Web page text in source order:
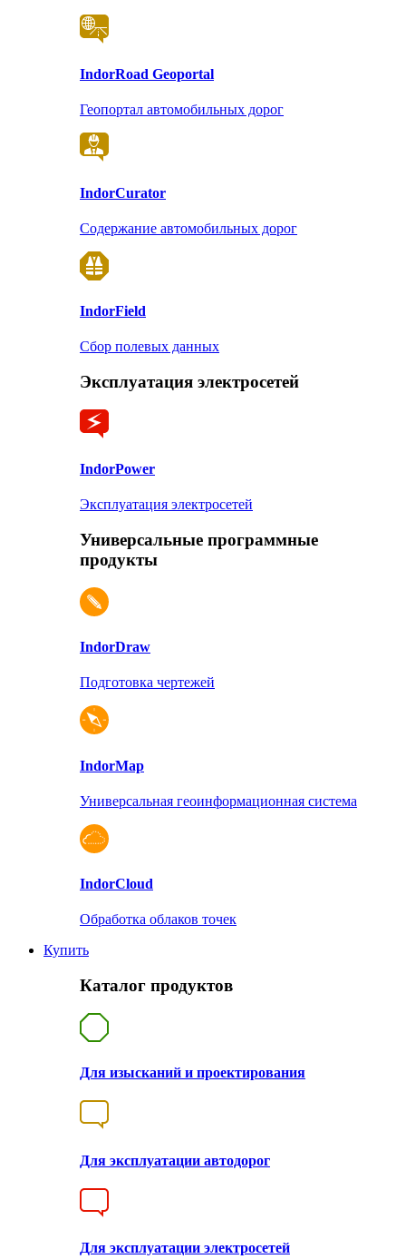
IndorRoad Geoportal
Геопортал автомобильных дорог
IndorCurator
Содержание автомобильных дорог
IndorField
Сбор полевых данных
Эксплуатация электросетей
IndorPower
Эксплуатация электросетей
Универсальные программные
продукты
IndorDraw
Подготовка чертежей
IndorMap
Универсальная геоинформационная система
IndorCloud
Обработка облаков точек
Купить
Каталог продуктов
Для изысканий и проектирования
Для эксплуатации автодорог
Для эксплуатации электросетей